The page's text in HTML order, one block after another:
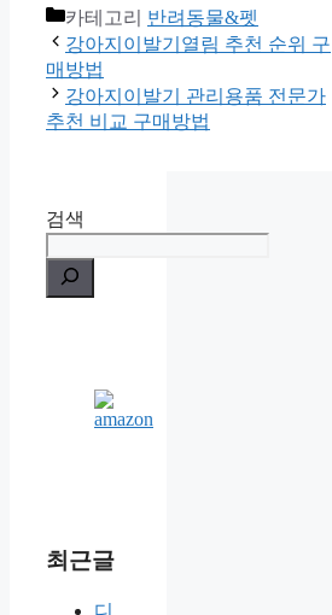
카테고리 반려동물&펫
강아지이발기열림 추천 순위 구
매방법
강아지이발기 관리용품 전문가
추천 비교 구매방법
검색
최근글
디